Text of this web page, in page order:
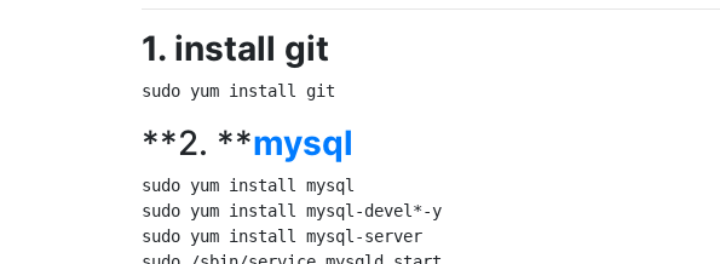
1. install git
**2. **mysql
sudo yum install mysql
sudo yum install mysql-devel*-y
sudo yum install mysql-server